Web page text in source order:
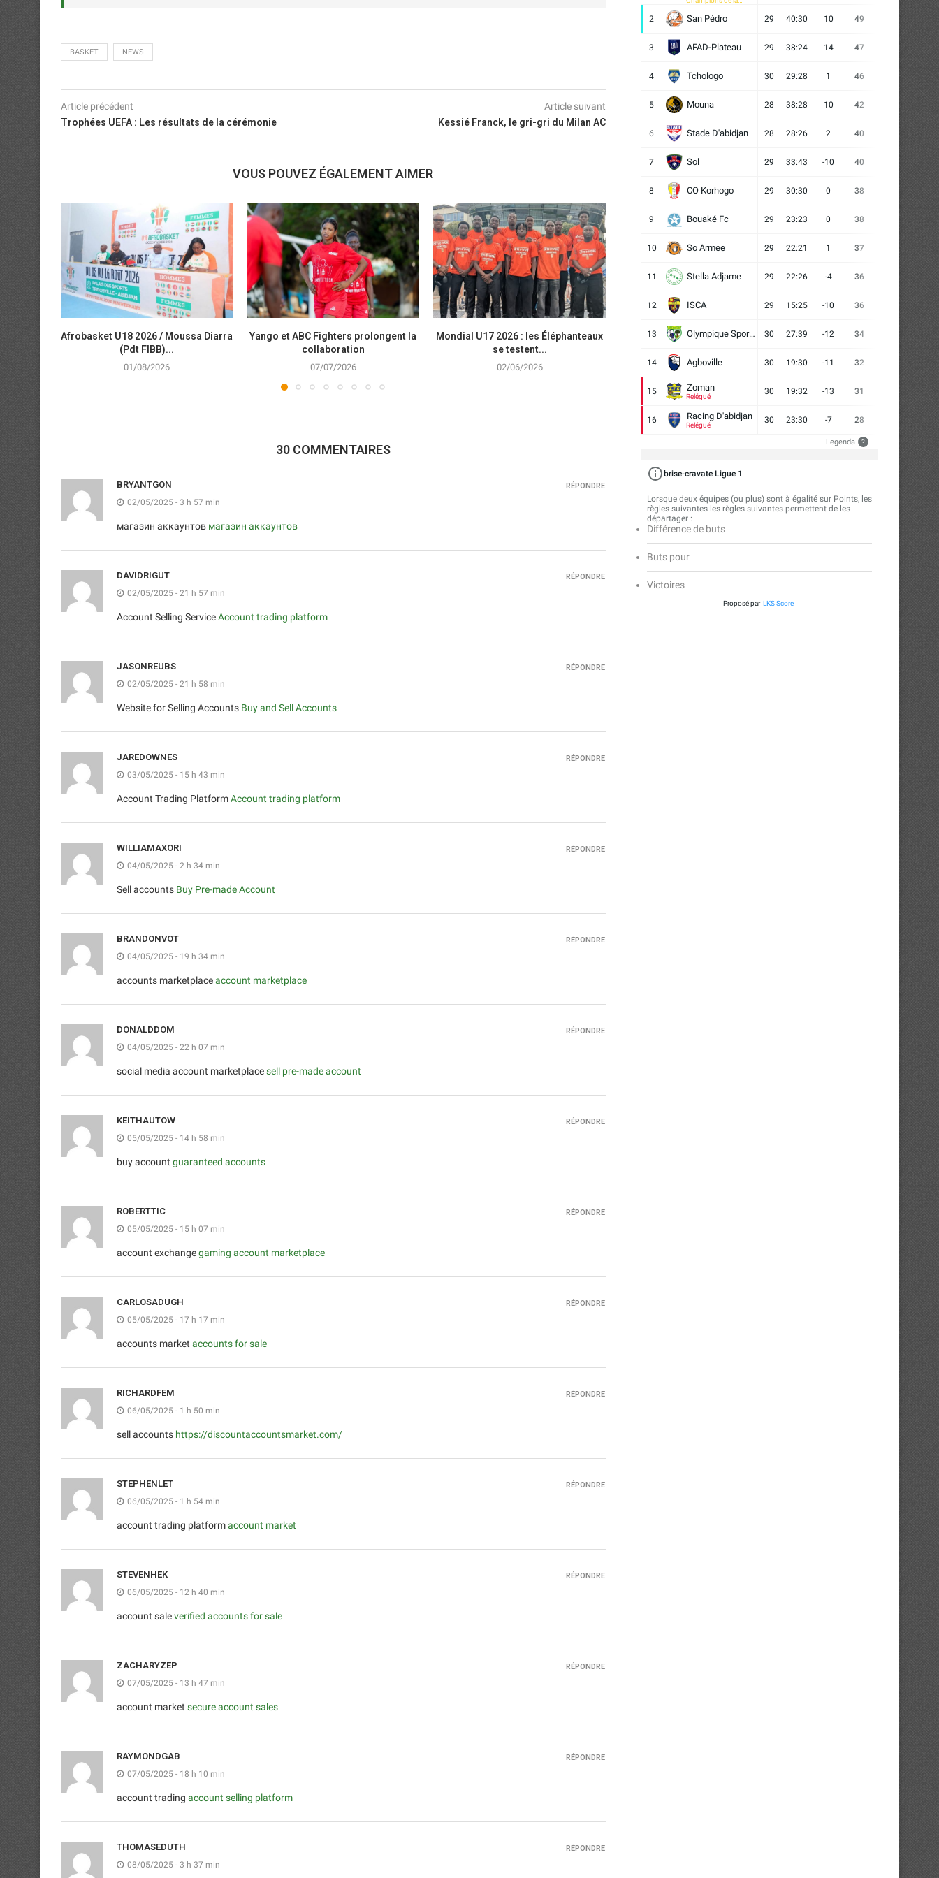
BASKET NEWS
Article précédent
Trophées UEFA : Les résultats de la cérémonie
Article suivant
Kessié Franck, le gri-gri du Milan AC
VOUS POUVEZ ÉGALEMENT AIMER
Afrobasket U18 2026 / Moussa Diarra
(Pdt FIBB)...
01/08/2026
Yango et ABC Fighters prolongent la
collaboration
07/07/2026
Mondial U17 2026 : les Éléphanteaux
se testent...
02/06/2026
BAL / Conférence Sahara : les Kings
15/04/2026
Coupe Nationale 2026 :
Militaires en...
30 COMMENTAIRES
BRYANTGON
02/05/2025 - 3 h 57 min
магазин аккаунтов магазин аккаунтов
RÉPONDRE
DAVIDRIGUT
02/05/2025 - 21 h 57 min
Account Selling ServiceAccount trading platform
RÉPONDRE
JASONREUBS
02/05/2025 - 21 h 58 min
Website for Selling Accounts Buy and Sell Accounts
RÉPONDRE
JAREDOWNES
03/05/2025 - 15 h 43 min
Account Trading PlatformAccount trading platform
RÉPONDRE
WILLIAMAXORI
04/05/2025 - 2 h 34 min
Sell accounts Buy Pre-made Account
RÉPONDRE
BRANDONVOT
04/05/2025 - 19 h 34 min
accounts marketplaceaccount marketplace
RÉPONDRE
DONALDDOM
04/05/2025 - 22 h 07 min
social media account marketplacesell pre-made account
RÉPONDRE
KEITHAUTOW
05/05/2025 - 14 h 58 min
buy account guaranteed accounts
RÉPONDRE
ROBERTTIC
05/05/2025 - 15 h 07 min
account exchangegaming account marketplace
RÉPONDRE
CARLOSADUGH
05/05/2025 - 17 h 17 min
accounts market accounts for sale
RÉPONDRE
RICHARDFEM
06/05/2025 - 1 h 50 min
sell accounts https://discountaccountsmarket.com/
RÉPONDRE
STEPHENLET
06/05/2025 - 1 h 54 min
account trading platformaccount market
RÉPONDRE
STEVENHEK
06/05/2025 - 12 h 40 min
account saleverified accounts for sale
RÉPONDRE
ZACHARYZEP
07/05/2025 - 13 h 47 min
account market secure account sales
RÉPONDRE
RAYMONDGAB
07/05/2025 - 18 h 10 min
account trading account selling platform
RÉPONDRE
THOMASEDUTH
08/05/2025 - 3 h 37 min
RÉPONDRE
2 San Pédro 29 40:30 10 49 6
3 AFAD-Plateau 29 38:24 14 47
4 Tchologo 30 29:28 1 46 10
5 Mouna 28 38:28 10 42
6 Stade D'abidjan 28 28:26 2 40
7 Sol 29 33:43 -10 40
8 CO Korhogo 29 30:30 0 38 11
9 Bouaké Fc 29 23:23 0 38 9
10 So Armee 29 22:21 1 37
11 Stella Adjame 29 22:26 -4 36 11
12 ISCA 29 15:25 -10 36
13 Olympique Sport d'Abobo FC 30 27:39 -12 34 14
14 Agboville 30 19:30 -11 32
15 Zoman
Relégué
30 19:32 -13 31
16 Racing D'abidjan
Relégué
30 23:30 -7 28 10
Legenda ?
brise-cravate Ligue 1
Lorsque deux équipes (ou plus) sont à égalité sur Points, les
règles suivantes les règles suivantes permettent de les
départager :
Différence de buts
Buts pour
Victoires
Proposé par LKS Score